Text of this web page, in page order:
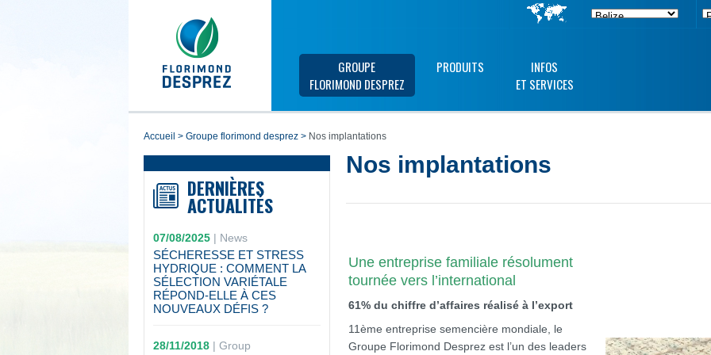
GROUPE
FLORIMOND DESPREZ
PRODUITS
INFOS
ET SERVICES
accueil > groupe florimond desprez > Nos implantations
DERNIÈRES
ACTUALITÉS
07/08/2025| News
SÉCHERESSE ET STRESS
HYDRIQUE : COMMENT LA
SÉLECTION VARIÉTALE
RÉPOND-ELLE À CES
NOUVEAUX DÉFIS ?
28/11/2018| Group
Nos implantations
Une entreprise familiale résolument
tournée vers l’international
61% du chiffre d’affaires réalisé à l’export
11ème entreprise semencière mondiale, le
Groupe Florimond Desprez est l’un des leaders